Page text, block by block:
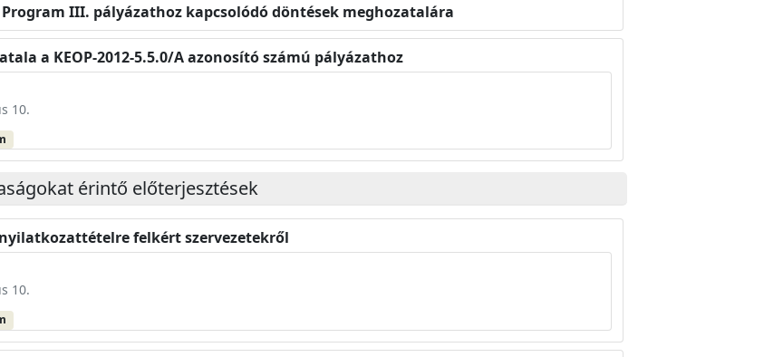
III. pályázathoz kapcsolódó döntések meghozatalára
a KEOP-2012-5.5.0/A azonosító számú pályázathoz
10.
érintő előterjesztések
felkért szervezetekről
10.